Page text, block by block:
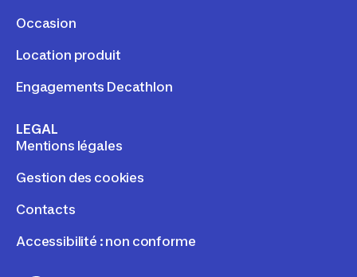
Occasion
Location produit
Engagements Decathlon
LEGAL
Mentions légales
Gestion des cookies
Contacts
Accessibilité : non conforme